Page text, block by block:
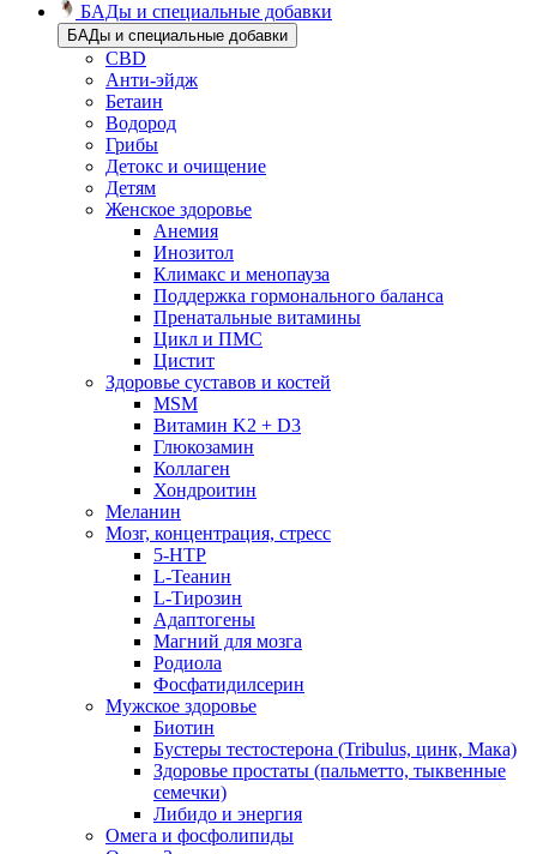
БАДы и специальные добавки
БАДы и специальные добавки
CBD
Анти-эйдж
Бетаин
Водород
Грибы
Детокс и очищение
Детям
Женское здоровье
Анемия
Инозитол
Климакс и менопауза
Поддержка гормонального баланса
Пренатальные витамины
Цикл и ПМС
Цистит
Здоровье суставов и костей
MSM
Витамин K2 + D3
Глюкозамин
Коллаген
Хондроитин
Меланин
Мозг, концентрация, стресс
5-HTP
L-Теанин
L-Тирозин
Адаптогены
Магний для мозга
Родиола
Фосфатидилсерин
Мужское здоровье
Биотин
Бустеры тестостерона (Tribulus, цинк, Мака)
Здоровье простаты (пальметто, тыквенные
семечки)
Либидо и энергия
Омега и фосфолипиды